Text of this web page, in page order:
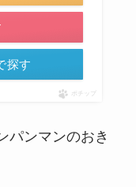
探す
ポチップ
パンマンのおき